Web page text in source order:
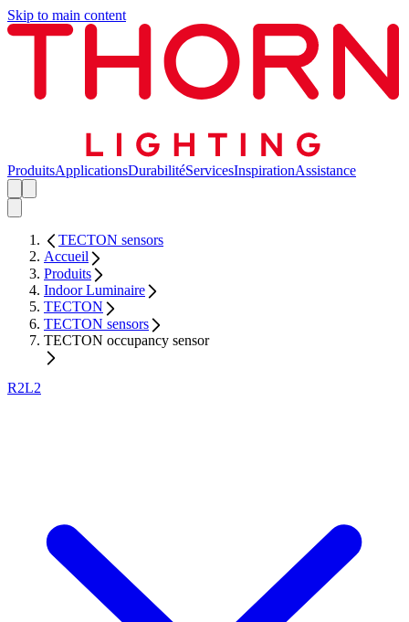
Skip to main content
ProduitsApplicationsDurabilitéServicesInspirationAssistance
TECTON sensors
Accueil
Produits
Indoor Luminaire
TECTON
TECTON sensors
TECTON occupancy sensor
R2L2